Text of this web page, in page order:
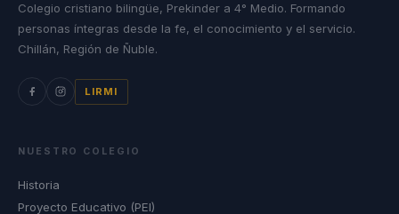
Colegio cristiano bilingüe, Prekinder a 4° Medio. Formando
personas íntegras desde la fe, el conocimiento y el servicio.
Chillán, Región de Ñuble.
LIRMI
NUESTRO COLEGIO
Historia
Proyecto Educativo (PEI)